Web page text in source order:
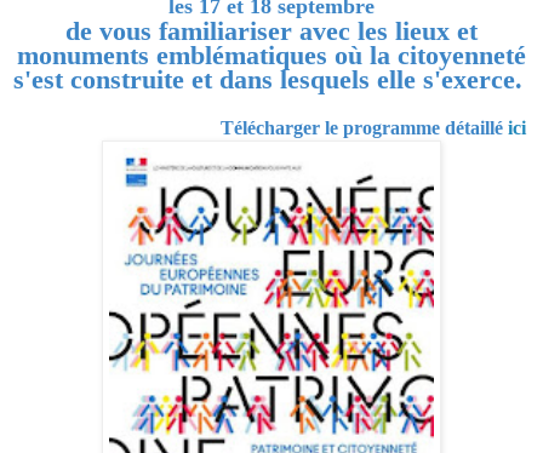
les 17 et 18 septembre
de vous familiariser avec les lieux et
monuments emblématiques où la citoyenneté
s'est construite et dans lesquels elle s'exerce.
Télécharger le programme détaillé ici